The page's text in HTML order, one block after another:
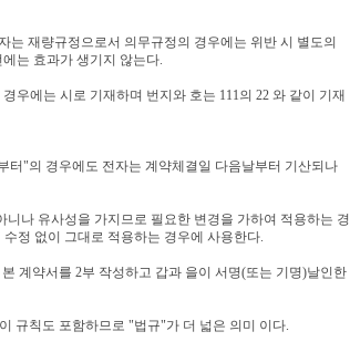
재량규정으로서 의무규정의 경우에는 위반 시 별도의
는 효과가 생기지 않는다.
우에는 시로 기재하며 번지와 호는 111의 22 와 같이 기재
터"의 경우에도 전자는 계약체결일 다음날부터 기산되나
나 유사성을 가지므로 필요한 변경을 가하여 적용하는 경
정 없이 그대로 적용하는 경우에 사용한다.
계약서를 2부 작성하고 갑과 을이 서명(또는 기명)날인한
규칙도 포함하므로 "법규"가 더 넓은 의미 이다.